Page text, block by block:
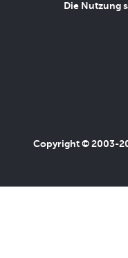
Die Nutzung
Copyright © 2003-